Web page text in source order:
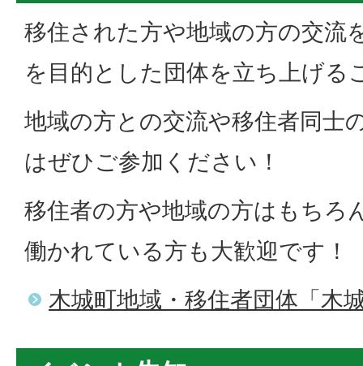
移住された方や地域の方の交流
を目的とした団体を立ち上げる
地域の方との交流や移住者同士
はぜひご参加ください！
移住者の方や地域の方はもちろ
働かれている方も大歓迎です！
木城町地域・移住者団体「木